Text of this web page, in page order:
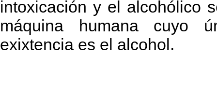
intoxicación y el alcohólico
máquina humana cuyo
exixtencia es el alcohol.